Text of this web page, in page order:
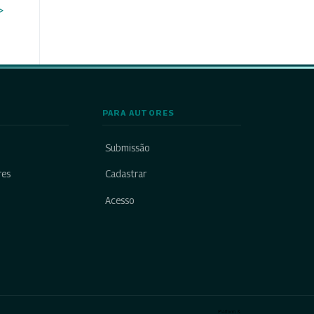
PARA AUTORES
Submissão
Cadastrar
Acesso